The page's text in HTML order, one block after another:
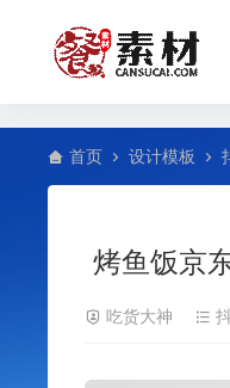
首页 设计模板
烤鱼饭京
吃货大神